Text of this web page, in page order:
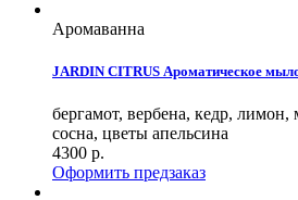
Аромаванна
JARDIN CITRUS Ароматическое
бергамот, вербена, кедр,
сосна, цветы апельсина
4300 р.
Оформить предзаказ